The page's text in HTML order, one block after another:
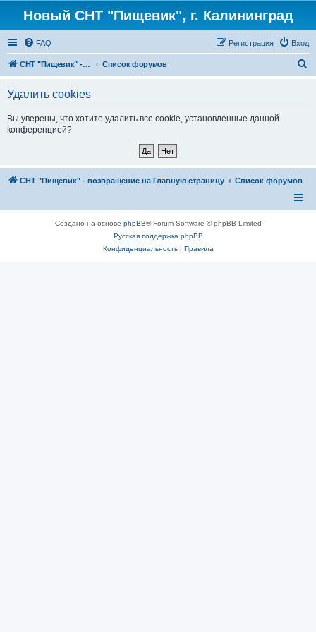
Новый СНТ "Пищевик", г. Калининград
FAQ Вход
Регистрация
СНТ "Пищевик" - возвращение на Главную страницу Список форумов
Удалить cookies
Вы уверены, что хотите удалить все cookie, установленные данной
конференцией?
СНТ "Пищевик" - возвращение на Главную страницу Список форумов
Создано на основе phpBB® Forum Software © phpBB Limited
Русская поддержка phpBB
Конфиденциальность| Правила